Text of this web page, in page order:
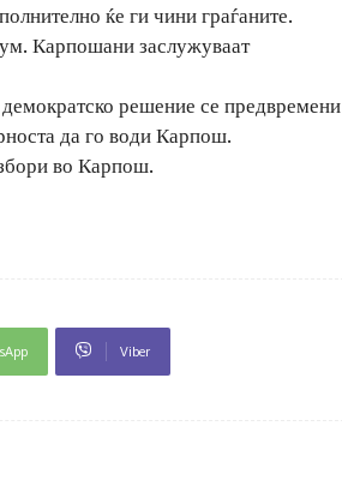
ќе ги чини граѓаните.
Карпошани заслужуваат
решение се предвремени
да го води Карпош.
во Карпош.
Viber